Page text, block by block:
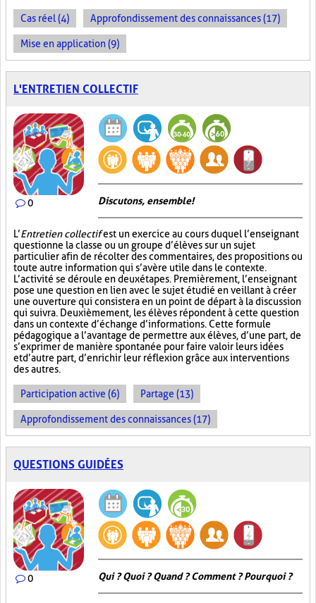
Cas réel (4) Approfondissement des connaissances (17)
Mise en application (9)
L'ENTRETIEN COLLECTIF
0 Discutons, ensemble!
L’Entretien collectifest un exercice au cours duquel l’enseignant
questionne la classe ou un groupe d’élèves sur un sujet
particulier afin de récolter des commentaires, des propositions ou
toute autre information qui s’avère utile dans le contexte.
L’activité se déroule en deux étapes. Premièrement, l’enseignant
pose une question en lien avec le sujet étudié en veillant à créer
une ouverture qui consistera en un point de départ à la discussion
qui suivra. Deuxièmement, les élèves répondent à cette question
dans un contexte d’échange d’informations. Cette formule
pédagogique a l’avantage de permettre aux élèves, d’une part, de
s’exprimer de manière spontanée pour faire valoir leurs idées
et d’autre part, d’enrichir leur réflexion grâce aux interventions
des autres.
Participation active (6) Partage (13)
Approfondissement des connaissances (17)
QUESTIONS GUIDÉES
0 Qui ? Quoi ? Quand ? Comment ? Pourquoi ?